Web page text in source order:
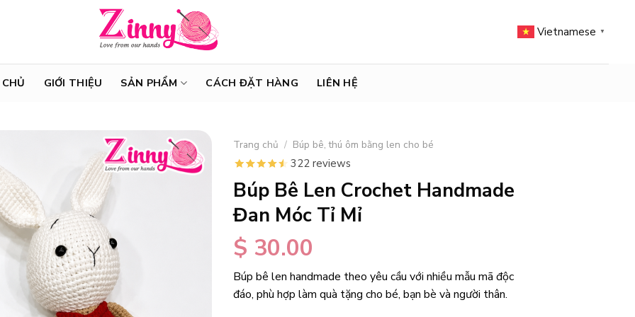
Vietnamese ▼
GIỚI THIỆU SẢN PHẨM CÁCH ĐẶT HÀNG LIÊN HỆ
Trang chủ / Búp bê, thú ôm bằng len cho bé
322 reviews
Búp Bê Len Crochet Handmade
Đan Móc Tỉ Mỉ
$ 30.00
Búp bê len handmade theo yêu cầu với nhiều mẫu mã độc
đáo, phù hợp làm quà tặng cho bé, bạn bè và người thân.